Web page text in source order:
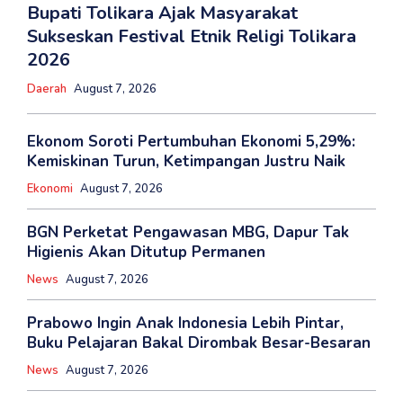
Bupati Tolikara Ajak Masyarakat
Sukseskan Festival Etnik Religi Tolikara
2026
Daerah August 7, 2026
Ekonom Soroti Pertumbuhan Ekonomi 5,29%:
Kemiskinan Turun, Ketimpangan Justru Naik
Ekonomi August 7, 2026
BGN Perketat Pengawasan MBG, Dapur Tak
Higienis Akan Ditutup Permanen
News August 7, 2026
Prabowo Ingin Anak Indonesia Lebih Pintar,
Buku Pelajaran Bakal Dirombak Besar-Besaran
News August 7, 2026